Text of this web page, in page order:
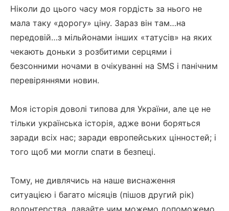
Ніколи до цього часу моя гордість за нього не
мала таку «дорогу» ціну. Зараз він там…на
передовій…з мільйонами інших «татусів» на яких
чекають доньки з розбитими серцями і
безсонними ночами в очікуванні на SMS і панічним
перевіряннями новин.
Моя історія доволі типова для України, але це не
тільки українська історія, адже вони боряться
заради всіх нас; заради европейських цінностей; і
того щоб ми могли спати в безпеці.
Тому, не дивлячись на наше виснаження
ситуацією і багато місяців (пішов другий рік)
волонтерства, давайте чим можемо допоможемо